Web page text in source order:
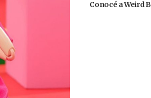
Conocé a Weird